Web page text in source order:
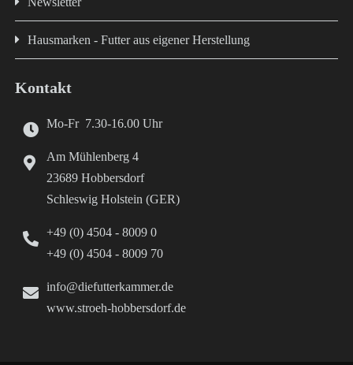
Hausmarken - Futter aus eigener Herstellung
Kontakt
Mo-Fr 7.30-16.00 Uhr
Am Mühlenberg 4
23689 Hobbersdorf
Schleswig Holstein (GER)
+49 (0) 4504 - 8009 0
+49 (0) 4504 - 8009 70
info@diefutterkammer.de
www.stroeh-hobbersdorf.de